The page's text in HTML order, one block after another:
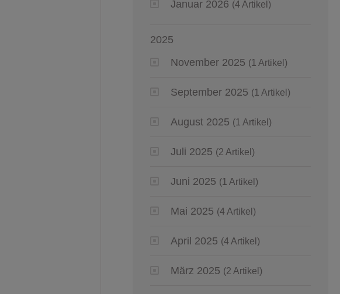
Januar 2026 (4 Artikel)
2025
November 2025 (1 Artikel)
September 2025 (1 Artikel)
August 2025 (1 Artikel)
Juli 2025 (2 Artikel)
Juni 2025 (1 Artikel)
Mai 2025 (4 Artikel)
April 2025 (4 Artikel)
März 2025 (2 Artikel)